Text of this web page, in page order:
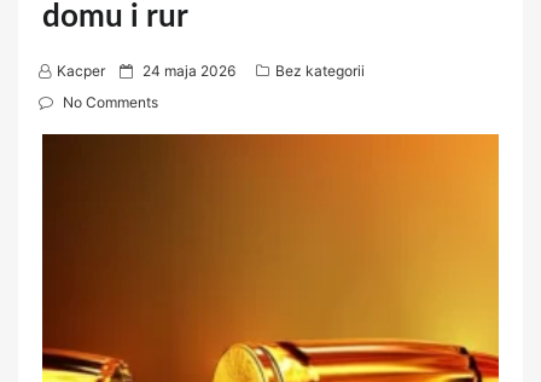
domu i rur
Kacper
P
o
24 maja 2026
Bez kategorii
No Comments